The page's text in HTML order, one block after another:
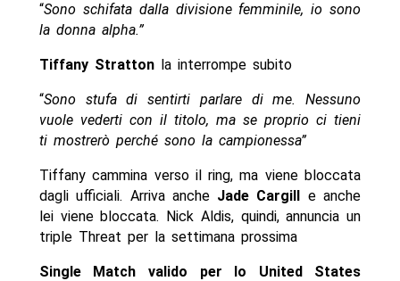
“Sono schifata dalla divisione femminile, io sono
la donna alpha.”
Tiffany Strattonla interrompe subito
“Sono stufa di sentirti parlare di me. Nessuno
vuole vederti con il titolo, ma se proprio ci tieni
ti mostrerò perché sono la campionessa”
Tiffany cammina verso il ring, ma viene bloccata
dagli ufficiali. Arriva anche Jade Cargill
e anche
lei viene bloccata. Nick Aldis, quindi, annuncia un
triple Threat per la settimana prossima
Single Match valido per lo United States